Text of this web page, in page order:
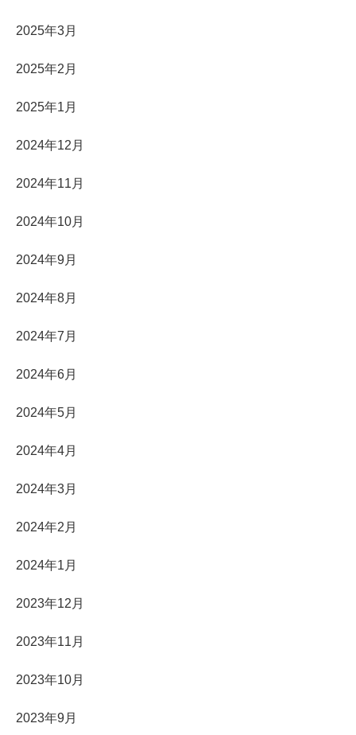
2025年3月
2025年2月
2025年1月
2024年12月
2024年11月
2024年10月
2024年9月
2024年8月
2024年7月
2024年6月
2024年5月
2024年4月
2024年3月
2024年2月
2024年1月
2023年12月
2023年11月
2023年10月
2023年9月